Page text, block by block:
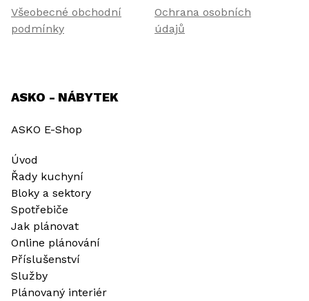
Všeobecné obchodní
podmínky
Ochrana osobních
údajů
ASKO - NÁBYTEK
ASKO E-Shop
Úvod
Řady kuchyní
Bloky a sektory
Spotřebiče
Jak plánovat
Online plánování
Příslušenství
Služby
Plánovaný interiér